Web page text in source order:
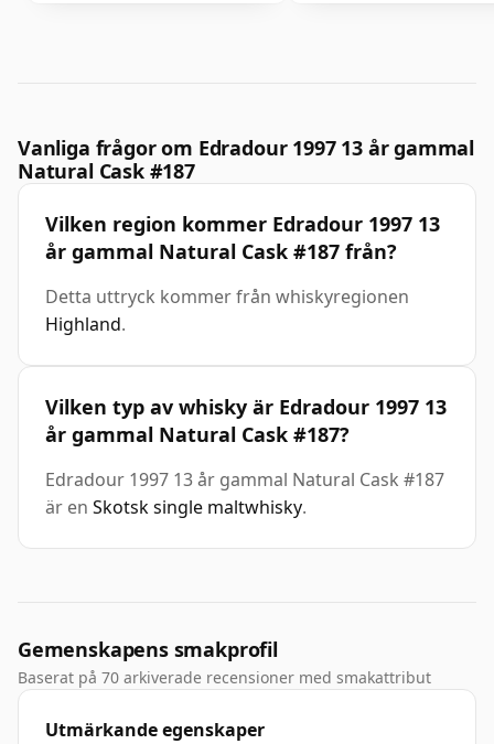
Vanliga frågor om Edradour 1997 13 år gammal
Natural Cask #187
Vilken region kommer Edradour 1997 13
år gammal Natural Cask #187 från?
Detta uttryck kommer från whiskyregionen
Highland.
Vilken typ av whisky är Edradour 1997 13
år gammal Natural Cask #187?
Edradour 1997 13 år gammal Natural Cask #187
är en Skotsk single maltwhisky.
Gemenskapens smakprofil
Baserat på 70 arkiverade recensioner med smakattribut
Utmärkande egenskaper